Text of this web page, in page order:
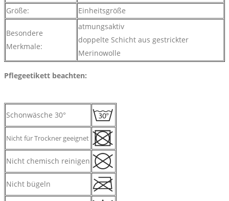
Größe: Einheitsgröße
Besondere
Merkmale:
atmungsaktiv
doppelte Schicht aus gestrickter
Merinowolle
Pflegeetikett beachten:
Schonwäsche 30°
Nicht für Trockner geeignet
Nicht chemisch reinigen
Nicht bügeln